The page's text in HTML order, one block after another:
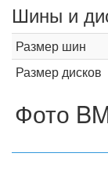
Шины и
Размер шин
Размер дисков
Фото